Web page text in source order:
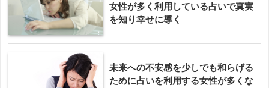
女性が多く利用している占いで真実
を知り幸せに導く
未来への不安感を少しでも和らげる
ために占いを利用する女性が多くな